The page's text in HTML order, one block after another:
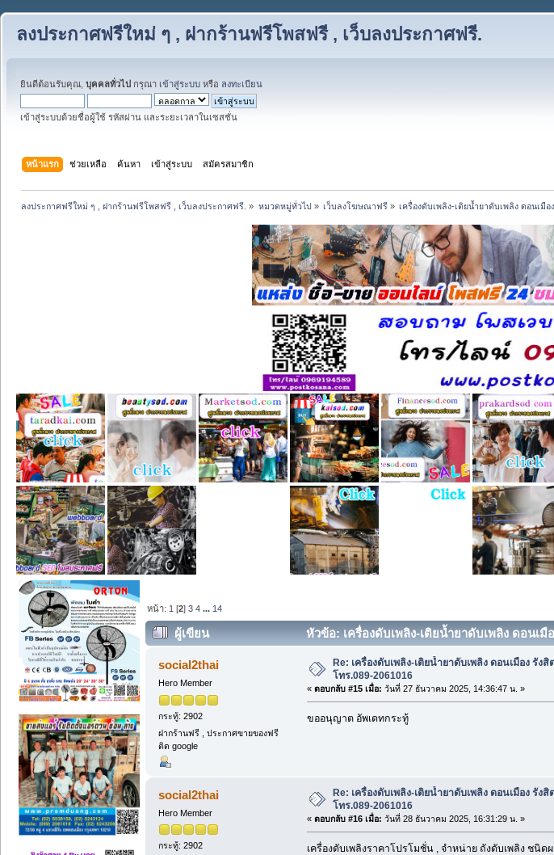
ลงประกาศฟรีใหม่ ๆ , ฝากร้านฟรีโพสฟรี , เว็บลงประกาศฟรี.
ยินดีต้อนรับคุณ, บุคคลทั่วไป กรุณา เข้าสู่ระบบ หรือ ลงทะเบียน
เข้าสู่ระบบด้วยชื่อผู้ใช้ รหัสผ่าน และระยะเวลาในเซสชั่น
หน้าแรก ช่วยเหลือ ค้นหา เข้าสู่ระบบ สมัครสมาชิก
ลงประกาศฟรีใหม่ ๆ , ฝากร้านฟรีโพสฟรี , เว็บลงประกาศฟรี. » หมวดหมู่ทั่วไป» เว็บลงโฆษณาฟรี» เครื่องดับเพลิง-เติยน้ำยาดับเพลิง ดอนเมื
หน้า: 1 [2]3 4 ... 14
ผู้เขียน หัวข้อ: เครื่องดับเพลิง-เติยน้ำยาดับเพลิง ดอนเ
social2thai
Hero Member
กระทู้: 2902
ฝากร้านฟรี , ประกาศขายของฟรี
ติด google
Re: เครื่องดับเพลิง-เติยน้ำยาดับเพลิง ดอนเมือง รัง
โทร.089-2061016
« ตอบกลับ #15 เมื่อ: วันที่ 27 ธันวาคม 2025, 14:36:47 น. »
ขออนุญาต อัพเดทกระทู้
social2thai
Hero Member
กระทู้: 2902
Re: เครื่องดับเพลิง-เติยน้ำยาดับเพลิง ดอนเมือง รัง
โทร.089-2061016
« ตอบกลับ #16 เมื่อ: วันที่ 28 ธันวาคม 2025, 16:31:29 น. »
เครื่องดับเพลิงราคาโปรโมชั่น , จำหน่าย ถังดับเพลิง ชนิด